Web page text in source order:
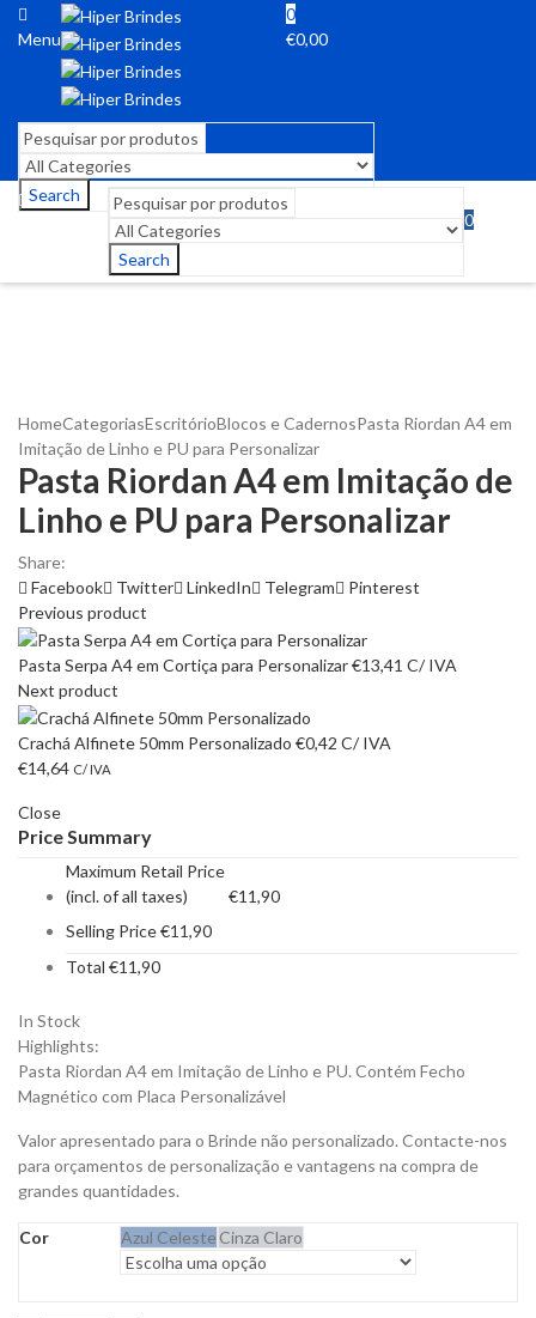
Menu
0
€0,00
Search
Search
0
HomeCategoriasEscritórioBlocos e CadernosPasta Riordan A4 em
Imitação de Linho e PU para Personalizar
Pasta Riordan A4 em Imitação de
Linho e PU para Personalizar
Share:
Facebook
Twitter LinkedIn Telegram
Pinterest
Previous product
Pasta Serpa A4 em Cortiça para Personalizar€13,41 C/ IVA
Next product
Crachá Alfinete 50mm Personalizado €0,42 C/ IVA
€14,64 C/ IVA
Close
Price Summary
Maximum Retail Price
(incl. of all taxes)
€11,90
Selling Price€11,90
Total €11,90
In Stock
Highlights:
Pasta Riordan A4 em Imitação de Linho e PU. Contém Fecho
Magnético com Placa Personalizável
Valor apresentado para o Brinde não personalizado. Contacte-nos
para orçamentos de personalização e vantagens na compra de
grandes quantidades.
Cor Azul Celeste Cinza Claro